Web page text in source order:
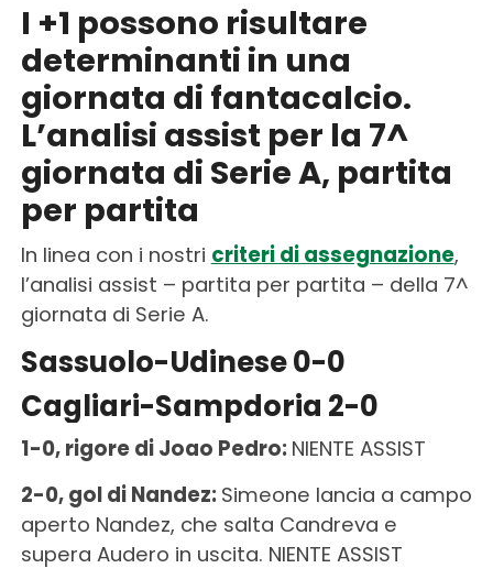
I +1 possono risultare
determinanti in una
giornata di fantacalcio.
L’analisi assist per la 7^
giornata di Serie A, partita
per partita
In linea con i nostri criteri di assegnazione,
l’analisi assist – partita per partita – della 7^
giornata di Serie A.
Sassuolo-Udinese 0-0
Cagliari-Sampdoria 2-0
1-0, rigore di Joao Pedro: NIENTE ASSIST
2-0, gol di Nandez: Simeone lancia a campo
aperto Nandez, che salta Candreva e
supera Audero in uscita. NIENTE ASSIST